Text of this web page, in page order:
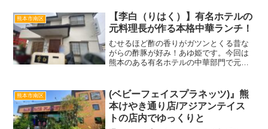
熊本市南区
【李白（りはく）】有名ホテルの
元料理長が作る本格中華ランチ！
むせるほど酢の香りがガツンとくる昔な
がらの酢豚が好み！あゆ姫です。今回は
熊本のある有名ホテルの中華部門で元料
きました。今回訪問したお店は、熊本市
南区荒尾にある中華料理店...
熊本市南区
(ベビーフェイスプラネッツ)』熊
本けやき通り店/アジアンテイス
トの店内でゆっくりと